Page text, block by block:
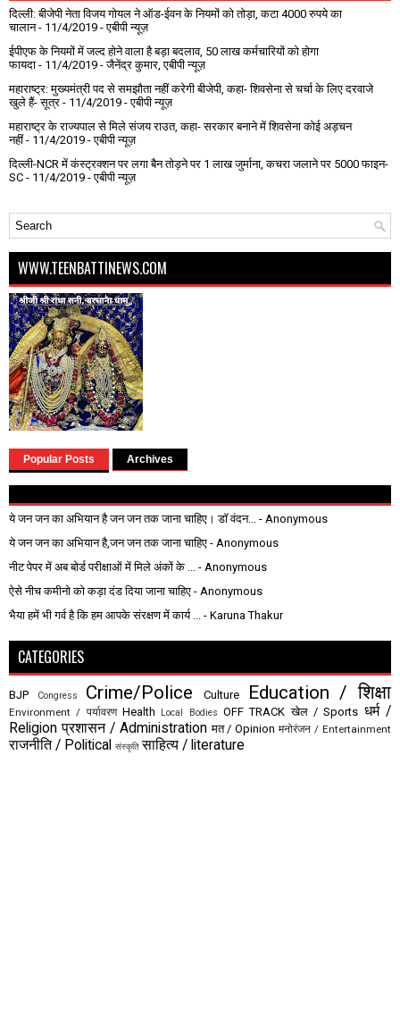
दिल्ली: बीजेपी नेता विजय गोयल ने ऑड-ईवन के नियमों को तोड़ा, कटा 4000 रुपये का
चालान- 11/4/2019 - एबीपी न्यूज़
ईपीएफ के नियमों में जल्द होने वाला है बड़ा बदलाव, 50 लाख कर्मचारियों को होगा
फायदा - 11/4/2019 - जैनेंद्र कुमार, एबीपी न्यूज़
महाराष्ट्र: मुख्यमंत्री पद से समझौता नहीं करेगी बीजेपी, कहा- शिवसेना से चर्चा के लिए दरवाजे
खुले हैं- सूत्र - 11/4/2019 - एबीपी न्यूज़
महाराष्ट्र के राज्यपाल से मिले संजय राउत, कहा- सरकार बनाने में शिवसेना कोई अड़चन
नहीं- 11/4/2019 - एबीपी न्यूज़
दिल्ली-NCR में कंस्ट्रक्शन पर लगा बैन तोड़ने पर 1 लाख जुर्माना, कचरा जलाने पर ₹5000 फाइन-
SC - 11/4/2019 - एबीपी न्यूज़
WWW.TEENBATTINEWS.COM
Popular Posts Archives
ये जन जन का अभियान है जन जन तक जाना चाहिए। डॉ वंदन...
- Anonymous
ये जन जन का अभियान है,जन जन तक जाना चाहिए - Anonymous
नीट पेपर में अब बोर्ड परीक्षाओं में मिले अंकों के ...
- Anonymous
ऐसे नीच कमीनो को कड़ा दंड दिया जाना चाहिए - Anonymous
भैया हमें भी गर्व है कि हम आपके संरक्षण में कार्य ...
- Karuna Thakur
CATEGORIES
BJP Congress Crime/Police Culture Education / शिक्षा
Environment / पर्यावरण Health Local Bodies OFF TRACK खेल / Sports धर्म /
Religion प्रशासन / Administration मत / Opinion मनोरंजन / Entertainment
राजनीति / Political संस्कृति साहित्य / literature